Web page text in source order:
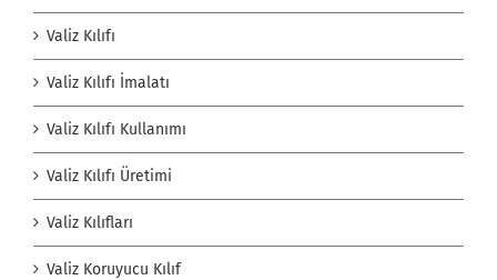
Valiz Kılıfı
Valiz Kılıfı İmalatı
Valiz Kılıfı Kullanımı
Valiz Kılıfı Üretimi
Valiz Kılıfları
Valiz Koruyucu Kılıf